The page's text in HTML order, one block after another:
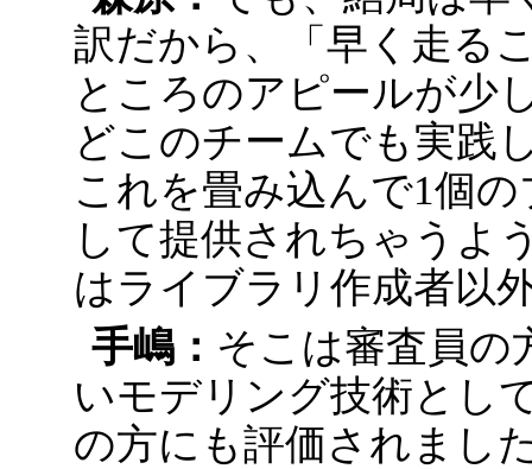
訳だから、「早く走る
ところのアピールが少
どこのチームでも実践
これを畳み込んで1個
して提供されちゃうよ
はライブラリ作成者以
手嶋： そこは審査員の
いモデリング技術とし
の方にも評価されまし